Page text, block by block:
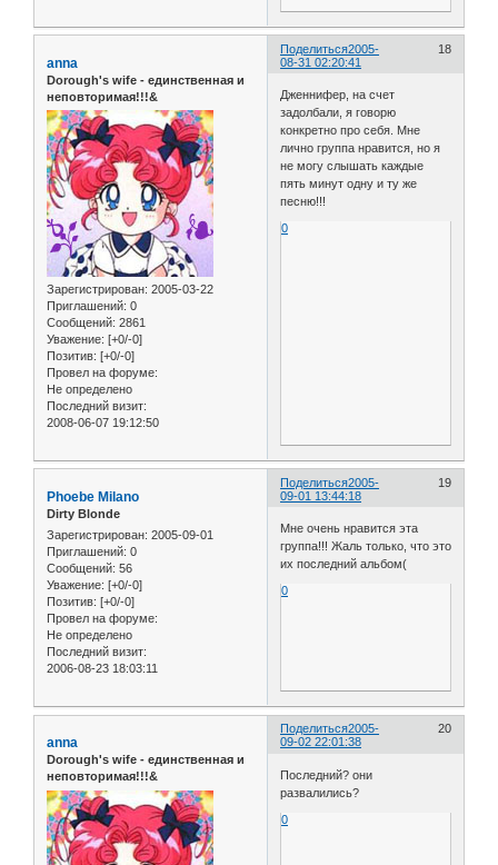
Поделиться 18
2005-
08-31 02:20:41
anna
Dorough's wife - единственная и
неповторимая!!!&
Зарегистрирован: 2005-03-22
Приглашений: 0
Сообщений: 2861
Уважение: [+0/-0]
Позитив: [+0/-0]
Провел на форуме:
Не определено
Последний визит:
2008-06-07 19:12:50
Дженнифер, на счет
задолбали, я говорю
конкретно про себя. Мне
лично группа нравится, но я
не могу слышать каждые
пять минут одну и ту же
песню!!!
0
Поделиться 19
2005-
09-01 13:44:18
Phoebe Milano
Dirty Blonde
Зарегистрирован: 2005-09-01
Приглашений: 0
Сообщений: 56
Уважение: [+0/-0]
Позитив: [+0/-0]
Провел на форуме:
Не определено
Последний визит:
2006-08-23 18:03:11
Мне очень нравится эта
группа!!! Жаль только, что это
их последний альбом(
0
Поделиться 20
2005-
09-02 22:01:38
anna
Dorough's wife - единственная и
неповторимая!!!&
Последний? они
развалились?
0